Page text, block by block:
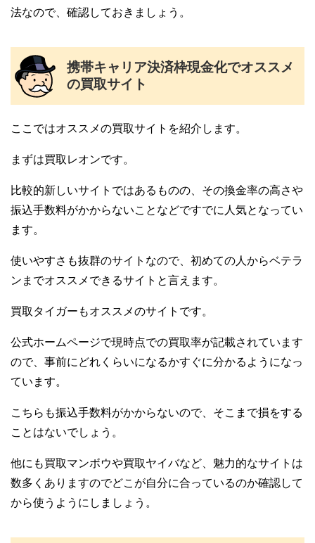
法なので、確認しておきましょう。
携帯キャリア決済枠現金化でオススメ
の買取サイト
ここではオススメの買取サイトを紹介します。
まずは買取レオンです。
比較的新しいサイトではあるものの、その換金率の高さや
振込手数料がかからないことなどですでに人気となってい
ます。
使いやすさも抜群のサイトなので、初めての人からベテラ
ンまでオススメできるサイトと言えます。
買取タイガーもオススメのサイトです。
公式ホームページで現時点での買取率が記載されています
ので、事前にどれくらいになるかすぐに分かるようになっ
ています。
こちらも振込手数料がかからないので、そこまで損をする
ことはないでしょう。
他にも買取マンボウや買取ヤイバなど、魅力的なサイトは
数多くありますのでどこが自分に合っているのか確認して
から使うようにしましょう。